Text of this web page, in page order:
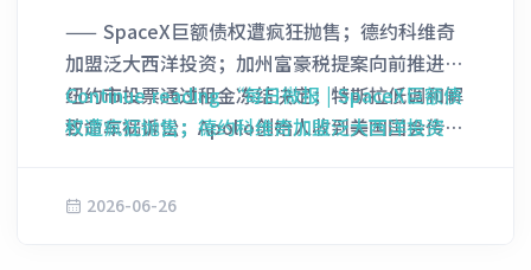
地发起正面挑战。 知情人士透露称，Meta此前
一直在全速抢夺昂贵的数据中心及其他基础设
施，以支撑其自身庞大的人工智能雄心，而目前
该公司正计划组建一个全新业务部门，通过向外
据透露，其中一项潜在的业务规划包括销售托管
—— SpaceX巨额债权遭疯狂抛售；德约科维奇
加盟泛大西洋投资；加州富豪税提案向前推进；
纽约市投票通过租金冻结决定；特斯拉低调和解
致命车祸诉讼；Apollo创始人收到美国国会传
（SpaceX）日前轰动华尔街的巨额债券发行，
Continue reading“每日微报 | SpaceX巨额债
权遭疯狂抛售；德约科维奇加盟泛大西洋投资；
Apollo创始人收到美国国会传票；苹果触屏笔记
2026-06-26